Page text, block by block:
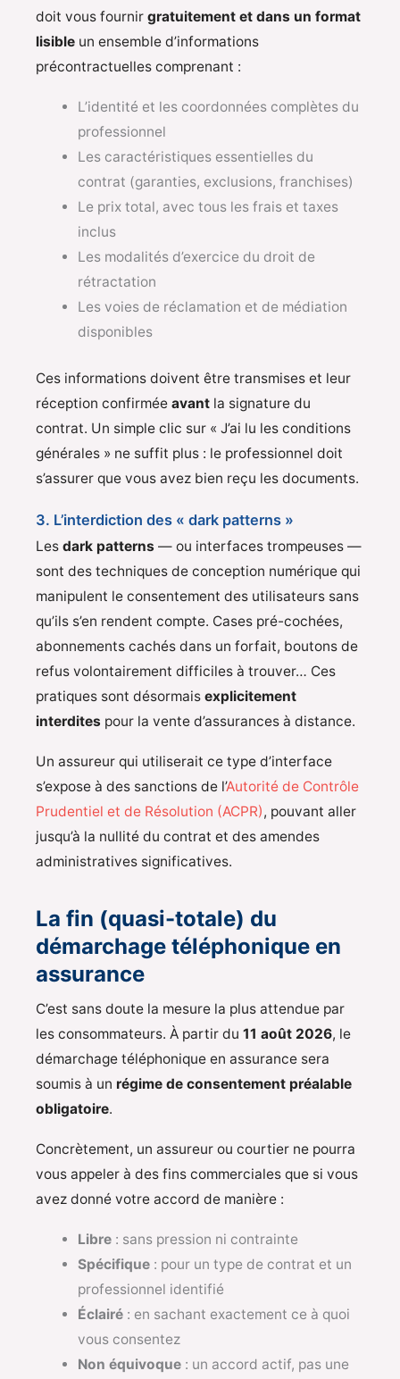
doit vous fournir gratuitement et dans un format
lisible un ensemble d’informations
précontractuelles comprenant :
L’identité et les coordonnées complètes du
professionnel
Les caractéristiques essentielles du
contrat (garanties, exclusions, franchises)
Le prix total, avec tous les frais et taxes
inclus
Les modalités d’exercice du droit de
rétractation
Les voies de réclamation et de médiation
disponibles
Ces informations doivent être transmises et leur
réception confirmée avant la signature du
contrat. Un simple clic sur « J’ai lu les conditions
générales » ne suffit plus : le professionnel doit
s’assurer que vous avez bien reçu les documents.
3. L’interdiction des « dark patterns »
Les dark patterns — ou interfaces trompeuses —
sont des techniques de conception numérique qui
manipulent le consentement des utilisateurs sans
qu’ils s’en rendent compte. Cases pré-cochées,
abonnements cachés dans un forfait, boutons de
refus volontairement difficiles à trouver… Ces
pratiques sont désormais explicitement
interdites pour la vente d’assurances à distance.
Un assureur qui utiliserait ce type d’interface
s’expose à des sanctions de l’Autorité de Contrôle
Prudentiel et de Résolution (ACPR), pouvant aller
jusqu’à la nullité du contrat et des amendes
administratives significatives.
La fin (quasi-totale) du
démarchage téléphonique en
assurance
C’est sans doute la mesure la plus attendue par
les consommateurs. À partir du 11 août 2026, le
démarchage téléphonique en assurance sera
soumis à un régime de consentement préalable
obligatoire.
Concrètement, un assureur ou courtier ne pourra
vous appeler à des fins commerciales que si vous
avez donné votre accord de manière :
Libre: sans pression ni contrainte
Spécifique: pour un type de contrat et un
professionnel identifié
Éclairé: en sachant exactement ce à quoi
vous consentez
Non équivoque: un accord actif, pas une